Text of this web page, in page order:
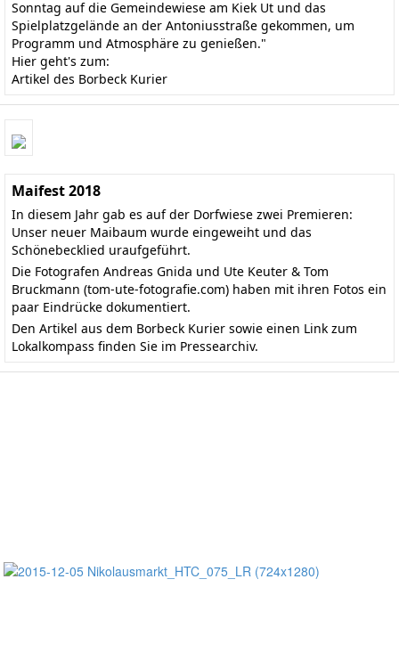
Sonntag auf die Gemeindewiese am Kiek Ut und das
Spielplatzgelände an der Antoniusstraße gekommen, um
Programm und Atmosphäre zu genießen."
Hier geht's zum:
Artikel des Borbeck Kurier
Maifest 2018
In diesem Jahr gab es auf der Dorfwiese zwei Premieren:
Unser neuer Maibaum wurde eingeweiht und das
Schönebecklied uraufgeführt.
Die Fotografen Andreas Gnida und Ute Keuter & Tom
Bruckmann (tom-ute-fotografie.com) haben mit ihren Fotos ein
paar Eindrücke dokumentiert.
Den Artikel aus dem Borbeck Kurier sowie einen Link zum
Lokalkompass finden Sie im Pressearchiv.